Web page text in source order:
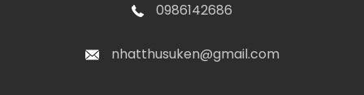
0986142686
nhatthusuken@gmail.com